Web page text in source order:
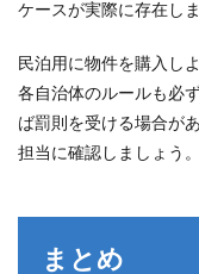
ケースが実際に存在しま
民泊用に物件を購入し
各自治体のルールも必
ば罰則を受ける場合が
担当に確認しましょう。
まとめ